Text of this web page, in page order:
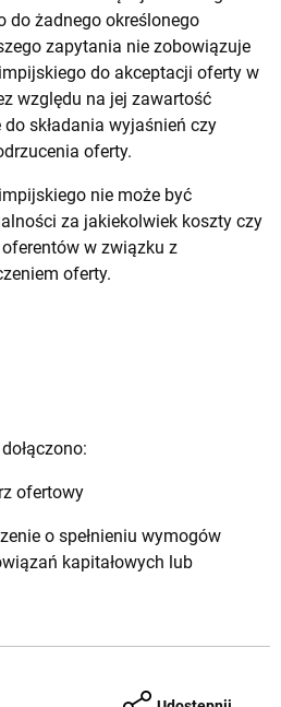
do żadnego określonego
zapytania nie zobowiązuje
do akceptacji oferty w
względu na jej zawartość
składania wyjaśnień czy
oferty.
nie może być
za jakiekolwiek koszty czy
w związku z
oferty.
ofertowy
o spełnieniu wymogów
kapitałowych lub